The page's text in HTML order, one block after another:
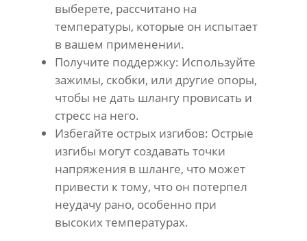
выберете, рассчитано на
температуры, которые он испытает
в вашем применении.
Получите поддержку: Используйте
зажимы, скобки, или другие опоры,
чтобы не дать шлангу провисать и
стресс на него.
Избегайте острых изгибов: Острые
изгибы могут создавать точки
напряжения в шланге, что может
привести к тому, что он потерпел
неудачу рано, особенно при
высоких температурах.